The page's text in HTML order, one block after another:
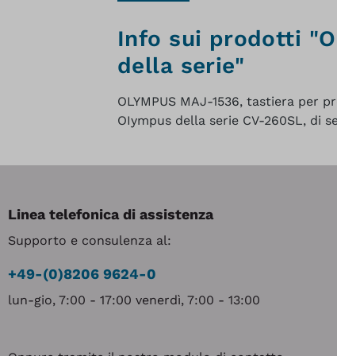
Info sui prodotti
della serie"
OLYMPUS MAJ-1536, tastiera per
OIympus della serie CV-260SL, di
Linea telefonica di assistenza
Supporto e consulenza al:
+49-(0)8206 9624-0
lun-gio, 7:00 - 17:00 venerdì, 7:00 - 13:00